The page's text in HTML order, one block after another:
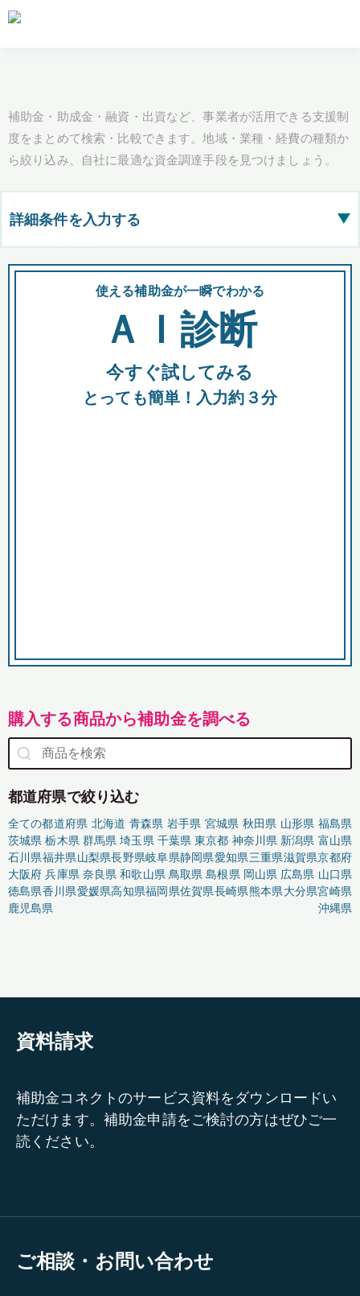
補助金・助成金・融資・出資など、事業者が活用できる支援制
度をまとめて検索・比較できます。地域・業種・経費の種類か
ら絞り込み、自社に最適な資金調達手段を見つけましょう。
詳細条件を入力する ▶
都道府県
全国の検索結果を含めて表示
助成金 融資 出資
使える補助金が一瞬でわかる
ＡＩ診断
今すぐ試してみる
とっても簡単！入力約３分
購入する商品から補助金を調べる
都道府県で絞り込む
全ての都道府県 北海道 青森県 岩手県 宮城県 秋田県 山形県 福島県
茨城県 栃木県 群馬県 埼玉県 千葉県 東京都 神奈川県 新潟県 富山県
石川県福井県山梨県長野県岐阜県静岡県愛知県三重県滋賀県京都府
大阪府 兵庫県 奈良県 和歌山県 鳥取県 島根県 岡山県 広島県 山口県
徳島県香川県愛媛県高知県福岡県佐賀県長崎県熊本県大分県宮崎県
鹿児島県
沖縄県
資料請求
補助金コネクトのサービス資料をダウンロードい
ただけます。補助金申請をご検討の方はぜひご一
読ください。
ご相談・お問い合わせ